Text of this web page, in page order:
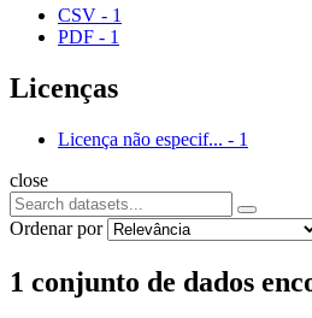
CSV - 1
PDF - 1
Licenças
Licença não especif... - 1
close
Ordenar por
1 conjunto de dados